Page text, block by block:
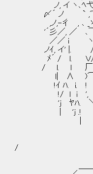
ノ, イ ヽ､ﾍ弋ﾞ
〆´ ノ `
,ノ,-彳 , ､ _
'´彡／, ／ ､￣７/
／／ i
ノｲ, イ' |.
ﾒ´ / l. Ｖ/ .
/ l. l 厂
l| ∧ )⌒＾`ｰH
!ｲ ﾊ. i. !
!/ l i ', ＼
'j ﾔﾊ. ＼ ＿
| 'j .! ﾂ＝
| ﾔ ￣ {
/
＿＿＿＿ .